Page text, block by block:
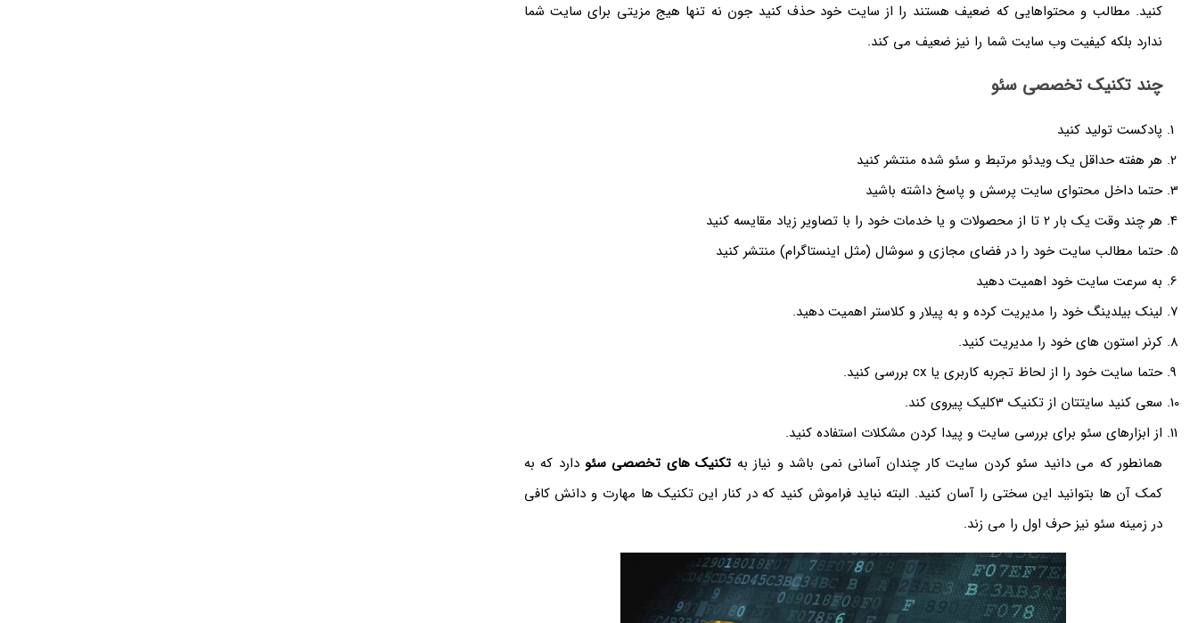
کنید. مطالب و محتواهایی که ضعیف هستند را از سایت خود حذف کنید جون نه تنها هیج مزیتی برای سایت شما
ندارد بلکه کیفیت وب سایت شما را نیز ضعیف می کند.
چند تکنیک تخصصی سئو
پادکست تولید کنید
هر هفته حداقل یک ویدئو مرتبط و سئو شده منتشر کنید
حتما داخل محتوای سایت پرسش و پاسخ داشته باشید
هر چند وقت یک بار 2 تا از محصولات و یا خدمات خود را با تصاویر زیاد مقایسه کنید
حتما مطالب سایت خود را در فضای مجازی و سوشال (مثل اینستاگرام) منتشر کنید
به سرعت سایت خود اهمیت دهید
لینک بیلدینگ خود را مدیریت کرده و به پیلار و کلاستر اهمیت دهید.
کرنر استون های خود را مدیریت کنید.
حتما سایت خود را از لحاظ تجربه کاربری یا cx بررسی کنید.
سعی کنید سایتتان از تکنیک 3کلیک پیروی کند.
از ابزارهای سئو برای بررسی سایت و پیدا کردن مشکلات استفاده کنید.
همانطور که می دانید سئو کردن سایت کار چندان آسانی نمی باشد و نیاز به تکنیک های تخصصی سئو دارد که به
کمک آن ها بتوانید این سختی را آسان کنید. البته نباید فراموش کنید که در کنار این تکنیک ها مهارت و دانش کافی
در زمینه سئو نیز حرف اول را می زند.